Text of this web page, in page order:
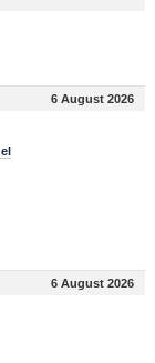
6 August 2026
6 August 2026